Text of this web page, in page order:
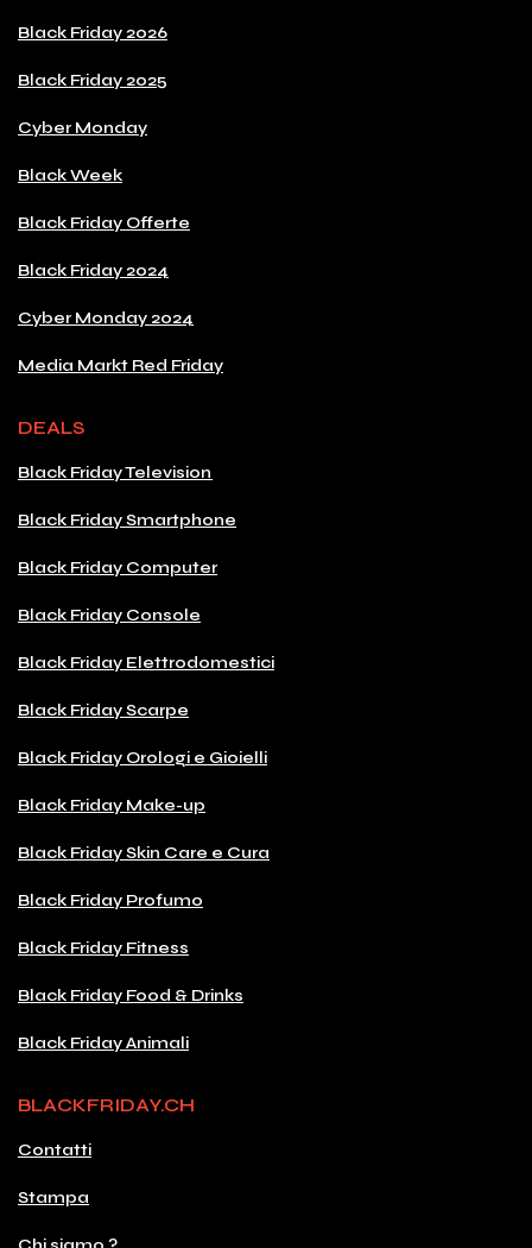
Black Friday 2026
Black Friday 2025
Cyber Monday
Black Week
Black Friday Offerte
Black Friday 2024
Cyber Monday 2024
Media Markt Red Friday
DEALS
Black Friday Television
Black Friday Smartphone
Black Friday Computer
Black Friday Console
Black Friday Elettrodomestici
Black Friday Scarpe
Black Friday Orologi e Gioielli
Black Friday Make-up
Black Friday Skin Care e Cura
Black Friday Profumo
Black Friday Fitness
Black Friday Food & Drinks
Black Friday Animali
BLACKFRIDAY.CH
Contatti
Stampa